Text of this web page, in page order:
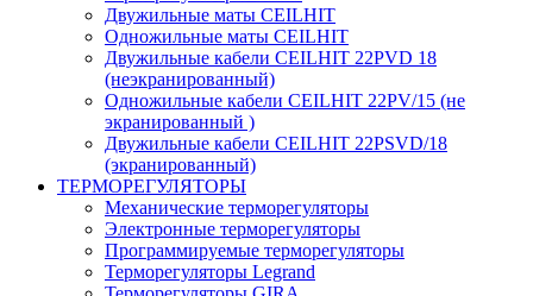
Двужильные маты CEILHIT
Одножильные маты CEILHIT
Двужильные кабели CEILHIT 22PVD 18
(неэкранированный)
Одножильные кабели CEILHIT 22PV/15 (не
экранированный )
Двужильные кабели CEILHIT 22PSVD/18
(экранированный)
ТЕРМОРЕГУЛЯТОРЫ
Механические терморегуляторы
Электронные терморегуляторы
Программируемые терморегуляторы
Терморегуляторы Legrand